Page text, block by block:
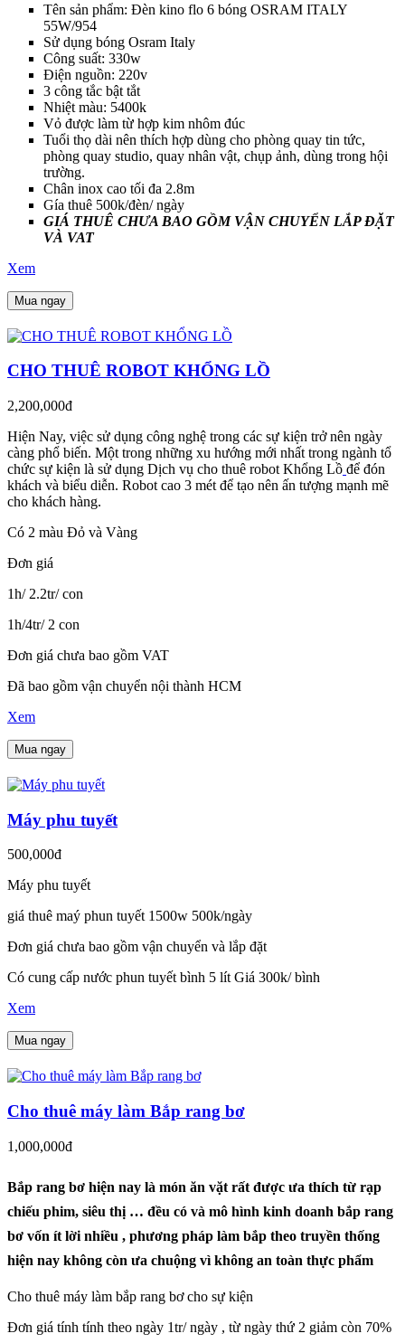
Tên sản phẩm: Đèn kino flo 6 bóng OSRAM ITALY
55W/954
Sử dụng bóng Osram Italy
Công suất: 330w
Điện nguồn: 220v
3 công tắc bật tắt
Nhiệt màu: 5400k
Vỏ được làm từ hợp kim nhôm đúc
Tuổi thọ dài nên thích hợp dùng cho phòng quay tin tức,
phòng quay studio, quay nhân vật, chụp ảnh, dùng trong hội
trường.
Chân inox cao tối đa 2.8m
Gía thuê 500k/đèn/ ngày
GIÁ THUÊ CHƯA BAO GỒM VẬN CHUYỂN LẮP ĐẶT
VÀ VAT
Xem
Mua ngay
CHO THUÊ ROBOT KHỔNG LỒ
2,200,000đ
Hiện Nay, việc sử dụng công nghệ trong các sự kiện trở nên ngày
càng phổ biến. Một trong những xu hướng mới nhất trong ngành tổ
chức sự kiện là sử dụng Dịch vụ cho thuê robot Khổng Lồ để đón
khách và biểu diễn. Robot cao 3 mét để tạo nên ấn tượng mạnh mẽ
cho khách hàng.
Có 2 màu Đỏ và Vàng
Đơn giá
1h/ 2.2tr/ con
1h/4tr/ 2 con
Đơn giá chưa bao gồm VAT
Đã bao gồm vận chuyển nội thành HCM
Xem
Mua ngay
Máy phu tuyết
500,000đ
Máy phu tuyết
giá thuê maý phun tuyết 1500w 500k/ngày
Đơn giá chưa bao gồm vận chuyển và lắp đặt
Có cung cấp nước phun tuyết bình 5 lít Giá 300k/ bình
Xem
Mua ngay
Cho thuê máy làm Bắp rang bơ
1,000,000đ
Bắp rang bơ hiện nay là món ăn vặt rất được ưa thích từ rạp
chiếu phim, siêu thị … đều có và mô hình kinh doanh bắp rang
bơ vốn ít lời nhiều , phương pháp làm bắp theo truyền thống
hiện nay không còn ưa chuộng vì không an toàn thực phẩm
Cho thuê máy làm bắp rang bơ cho sự kiện
Đơn giá tính tính theo ngày 1tr/ ngày , từ ngày thứ 2 giảm còn 70%